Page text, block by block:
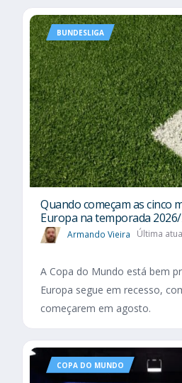
BUNDESLIGA
Quando começam as cinco
Europa na temporada 2026/
Armando Vieira Última
A Copa do Mundo está bem
Europa segue em recesso,
começarem em agosto.
COPA DO MUNDO